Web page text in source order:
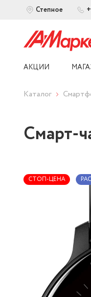
Степное
АКЦИИ
Каталог
Смарт-
СТОП-ЦЕНА